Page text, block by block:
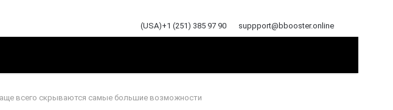
(USA)+1 (251) 385 97 90 suppport@bbooster.online
всего скрываются самые большие возможности